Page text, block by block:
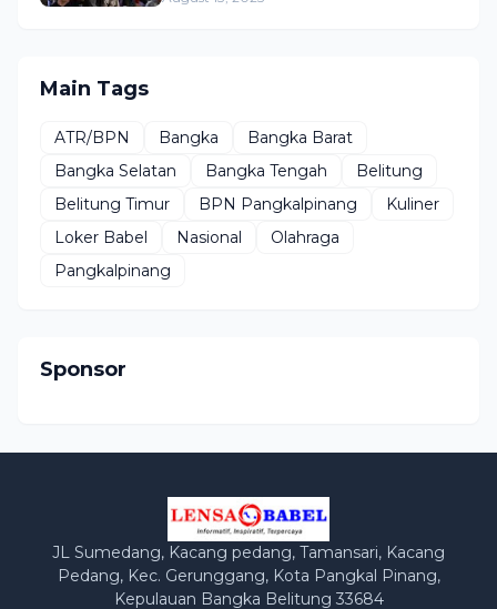
Main Tags
ATR/BPN Bangka
Bangka Barat
Bangka Selatan
Bangka Tengah
Belitung
Belitung Timur
BPN Pangkalpinang
Kuliner
Loker Babel
Nasional
Olahraga
Pangkalpinang
Sponsor
JL Sumedang, Kacang pedang, Tamansari, Kacang
Pedang, Kec. Gerunggang, Kota Pangkal Pinang,
Kepulauan Bangka Belitung 33684